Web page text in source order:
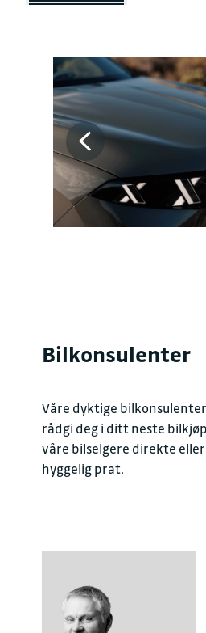
Bilkonsulenter
Våre dyktige
rådgi deg i ditt neste
våre bilselgere direkte
hyggelig prat.